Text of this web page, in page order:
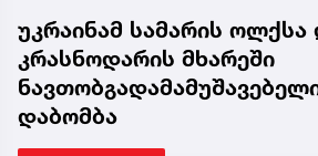
უკრაინამ სამარის ოლქსა
კრასნოდარის მხარეში
დაბომბა